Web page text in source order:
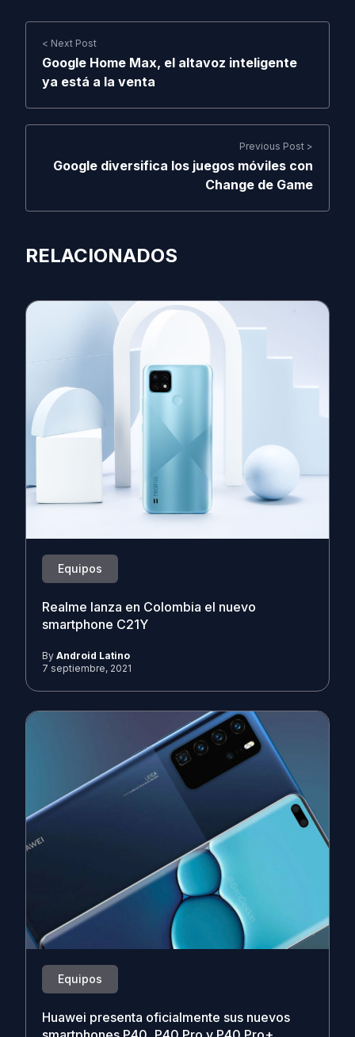
< Next Post
Google Home Max, el altavoz inteligente
ya está a la venta
Previous Post >
Google diversifica los juegos móviles con
Change de Game
RELACIONADOS
Equipos
Realme lanza en Colombia el nuevo
smartphone C21Y
By Android Latino
7 septiembre, 2021
Equipos
Huawei presenta oficialmente sus nuevos